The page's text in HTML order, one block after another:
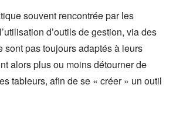
souvent rencontrée par les
d’outils de gestion, via des
sont pas toujours adaptés à leurs
alors plus ou moins détourner de
tableurs, afin de se « créer » un outil